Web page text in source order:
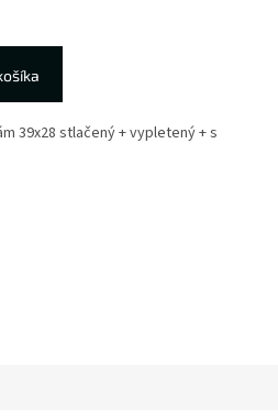
39x28 stlačený + vypletený + s